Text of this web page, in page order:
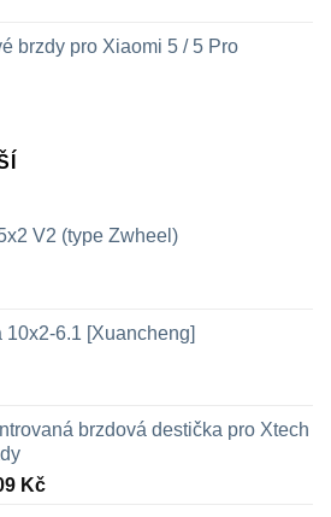
brzdy pro Xiaomi 5 / 5 Pro
V2 (type Zwheel)
10x2-6.1 [Xuancheng]
brzdová destička pro Xtech
KčRozpětí